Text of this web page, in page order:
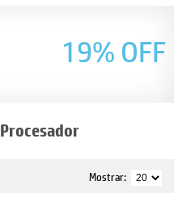
19% OFF
Procesador
Mostrar: